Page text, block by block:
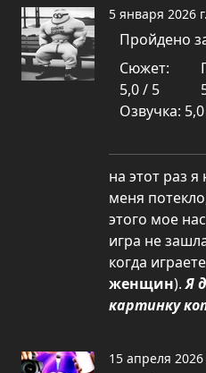
5 января 2026
Пройдено
Сюжет:
5,0 / 5
Озвучка:
на этот раз
меня
этого мое
игра не
когда
женщин).Я
картинку
15 апреля 2026